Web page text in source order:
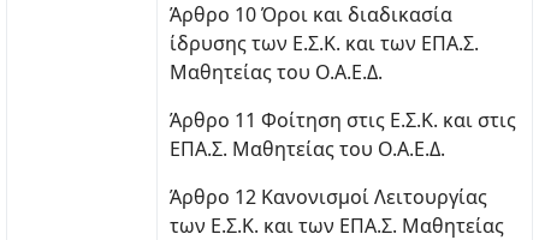
Άρθρο 10 Όροι και διαδικασία
ίδρυσης των Ε.Σ.Κ. και των ΕΠΑ.Σ.
Μαθητείας του Ο.Α.Ε.Δ.
Άρθρο 11 Φοίτηση στις Ε.Σ.Κ. και στις
ΕΠΑ.Σ. Μαθητείας του Ο.Α.Ε.Δ.
Άρθρο 12 Κανονισμοί Λειτουργίας
των Ε.Σ.Κ. και των ΕΠΑ.Σ. Μαθητείας